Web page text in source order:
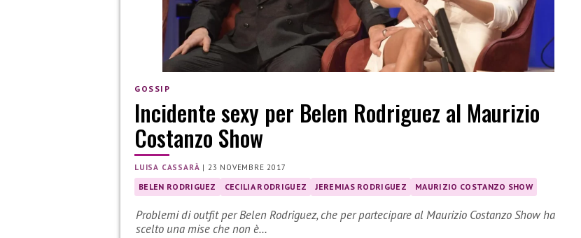
GOSSIP
Incidente sexy per Belen Rodriguez al Maurizio
Costanzo Show
LUISA CASSARÀ | 23 NOVEMBRE 2017
BELEN RODRIGUEZ CECILIA RODRIGUEZ JEREMIAS RODRIGUEZ MAURIZIO COSTANZO SHOW
Problemi di outfit per Belen Rodriguez, che per partecipare al Maurizio Costanzo Show ha
scelto una mise che non è…